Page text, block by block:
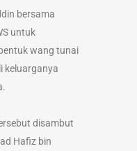
bersama
untuk
wang tunai
keluarganya
disambut
Hafiz bin